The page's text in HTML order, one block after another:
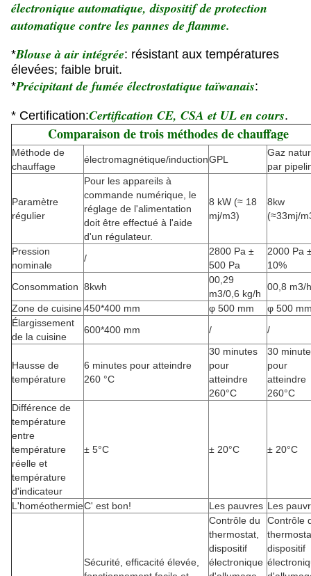
électronique automatique, dispositif de protection
automatique contre les pannes de flamme.
*Blouse à air intégrée: résistant aux températures
élevées; faible bruit.
*Précipitant de fumée électrostatique taïwanais:
* Certification:Certification CE, CSA et UL en cours.
Comparaison de trois méthodes de chauffage
Méthode de
chauffage
électromagnétique/inductionGPL
Gaz
par
Paramètre
régulier
Pour les appareils à
commande numérique, le
réglage de l'alimentation
doit être effectué à l'aide
d'un régulateur.
8 kW (≈ 18
mj/m3)
8kw
(≈33mj/
Pression
nominale
/
2800 Pa ±
500 Pa
2000 Pa
10%
Consommation 8kwh
00,29
m3/0,6 kg/h
00,8 m3/h
Zone de cuisine450*400 mm φ 500 mm
φ 500
Élargissement
de la cuisine
600*400 mm / /
Hausse de
température
6 minutes pour atteindre
260 °C
30 minutes
pour
atteindre
260°C
30
pour
atteindre
260°C
Différence de
température
entre
température
réelle et
température
d'indicateur
± 5°C ± 20°C ± 20°C
L'homéothermieC' est bon! Les pauvres Les
Sécurité, efficacité élevée,
Contrôle du
thermostat,
dispositif
électronique
Contrôle
dispositif